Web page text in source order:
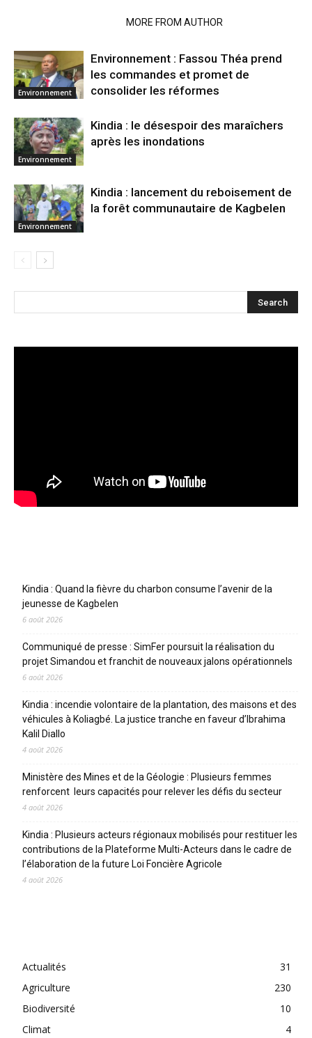
MORE FROM AUTHOR
Environnement
Environnement : Fassou Théa prend
les commandes et promet de
consolider les réformes
Environnement
Kindia : le désespoir des maraîchers
après les inondations
Environnement
Kindia : lancement du reboisement de
la forêt communautaire de Kagbelen
Kindia : Quand la fièvre du charbon consume l’avenir de la
jeunesse de Kagbelen
6 août 2026
Communiqué de presse : SimFer poursuit la réalisation du
projet Simandou et franchit de nouveaux jalons opérationnels
6 août 2026
Kindia : incendie volontaire de la plantation, des maisons et des
véhicules à Koliagbé. La justice tranche en faveur d’Ibrahima
Kalil Diallo
4 août 2026
Ministère des Mines et de la Géologie : Plusieurs femmes
renforcent leurs capacités pour relever les défis du secteur
4 août 2026
Kindia : Plusieurs acteurs régionaux mobilisés pour restituer les
contributions de la Plateforme Multi-Acteurs dans le cadre de
l’élaboration de la future Loi Foncière Agricole
4 août 2026
Actualités
31
Agriculture
230
Biodiversité
10
Climat
4